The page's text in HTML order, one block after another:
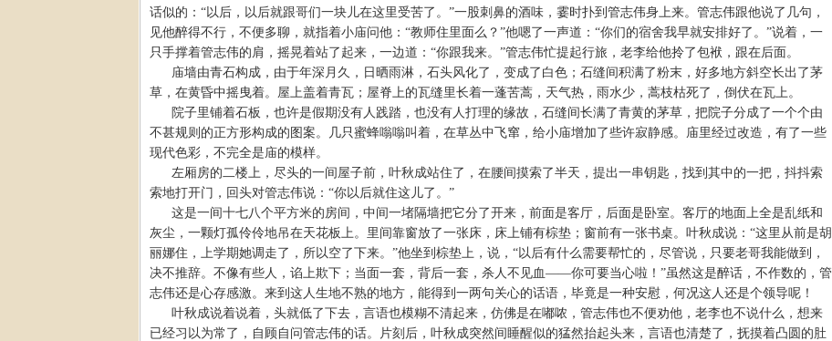
话似的：“以后，以后就跟哥们一块儿在这里受苦了。”一股刺鼻的酒味，霎时扑到管志伟身上来。管志伟跟他说了几句，
见他醉得不行，不便多聊，就指着小庙问他：“教师住里面么？”他嗯了一声道：“你们的宿舍我早就安排好了。”说着，一
只手撑着管志伟的肩，摇晃着站了起来，一边道：“你跟我来。”管志伟忙提起行旅，老李给他拎了包袱，跟在后面。
庙墙由青石构成，由于年深月久，日晒雨淋，石头风化了，变成了白色；石缝间积满了粉末，好多地方斜空长出了茅
草，在黄昏中摇曳着。屋上盖着青瓦；屋脊上的瓦缝里长着一蓬苦蒿，天气热，雨水少，蒿枝枯死了，倒伏在瓦上。
院子里铺着石板，也许是假期没有人践踏，也没有人打理的缘故，石缝间长满了青黄的茅草，把院子分成了一个个由
不甚规则的正方形构成的图案。几只蜜蜂嗡嗡叫着，在草丛中飞窜，给小庙增加了些许寂静感。庙里经过改造，有了一些
现代色彩，不完全是庙的模样。
左厢房的二楼上，尽头的一间屋子前，叶秋成站住了，在腰间摸索了半天，提出一串钥匙，找到其中的一把，抖抖索
索地打开门，回头对管志伟说：“你以后就住这儿了。”
这是一间十七八个平方米的房间，中间一堵隔墙把它分了开来，前面是客厅，后面是卧室。客厅的地面上全是乱纸和
灰尘，一颗灯孤伶伶地吊在天花板上。里间靠窗放了一张床，床上铺有棕垫；窗前有一张书桌。叶秋成说：“这里从前是胡
丽娜住，上学期她调走了，所以空了下来。”他坐到棕垫上，说，“以后有什么需要帮忙的，尽管说，只要老哥我能做到，
决不推辞。不像有些人，谄上欺下；当面一套，背后一套，杀人不见血——你可要当心啦！”虽然这是醉话，不作数的，管
志伟还是心存感激。来到这人生地不熟的地方，能得到一两句关心的话语，毕竟是一种安慰，何况这人还是个领导呢！
叶秋成说着说着，头就低了下去，言语也模糊不清起来，仿佛是在嘟哝，管志伟也不便劝他，老李也不说什么，想来
已经习以为常了，自顾自问管志伟的话。片刻后，叶秋成突然间睡醒似的猛然抬起头来，言语也清楚了，抚摸着凸圆的肚